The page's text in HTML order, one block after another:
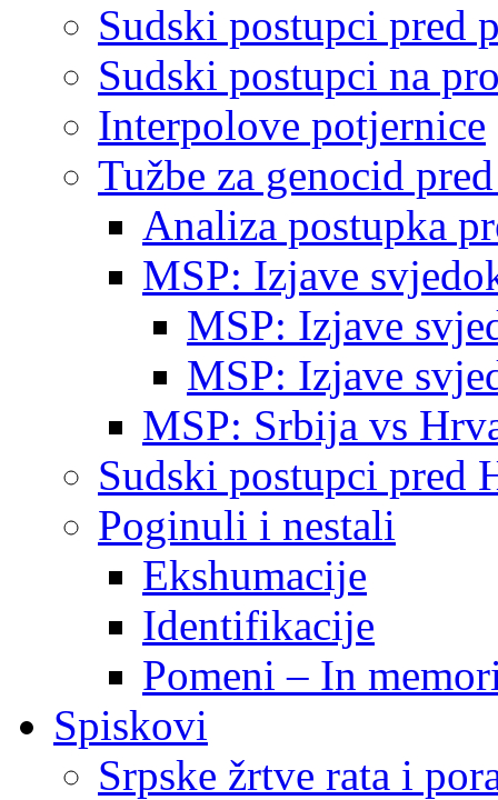
Sudski postupci pred
Sudski postupci na
Interpolove potjernice
Tužbe za genocid
Analiza postupka
MSP: Izjave
MSP: Izjave
MSP: Izjave
MSP: Srbija vs
Sudski postupci pred
Poginuli i nestali
Ekshumacije
Identifikacije
Pomeni – In
Spiskovi
Srpske žrtve rata i